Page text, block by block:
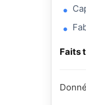
Faits